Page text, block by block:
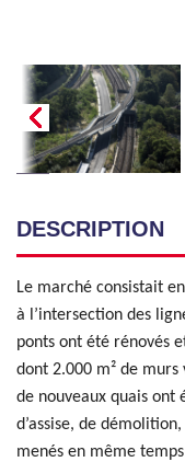
DESCRIPTION
Le marché consistait
à l’intersection des
ponts ont été rénovés
dont 2.000 m² de
de nouveaux quais ont
d’assise, de
menés en même